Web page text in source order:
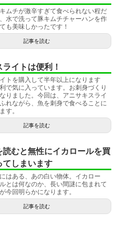
ムチが激辛すぎて食べられない程だ
水で洗って豚キムチチャーハンを作
も美味しかったです！
記事を読む
イトは便利！
トを購入して半年以上になります
で気に入っています。お刺身づくり
りました。今回は、アニサキスライ
れながら、魚を刺身で食べることに
す。
記事を読む
読むと無性にイカロールを買
てしまいます
はある、あの白い物体。イカロー
とは何なのか、長い間謎に包まれて
今回明らかになります。
記事を読む